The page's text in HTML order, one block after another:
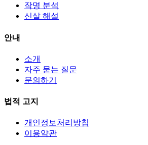
작명 분석
신살 해설
안내
소개
자주 묻는 질문
문의하기
법적 고지
개인정보처리방침
이용약관